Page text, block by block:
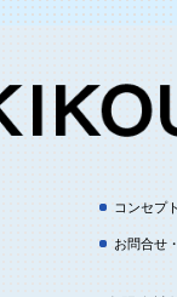
コンセプト
お問合せ